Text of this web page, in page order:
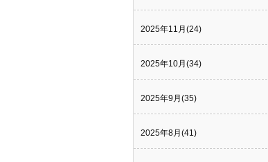
2025年11月(24)
2025年10月(34)
2025年9月(35)
2025年8月(41)